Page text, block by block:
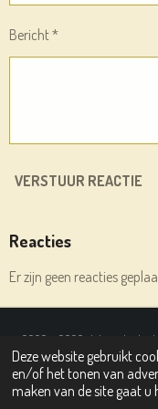
Deze website gebruikt
en/of het tonen van
maken van de site gaat u
Bericht *
VERSTUUR REACTIE
Reacties
Er zijn geen reacties
© 2020 - 2026 deleesplank.nl
Powered byJouwWeb